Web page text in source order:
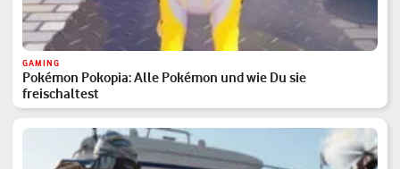
GAMING
Pokémon Pokopia: Alle Pokémon und wie Du sie
freischaltest